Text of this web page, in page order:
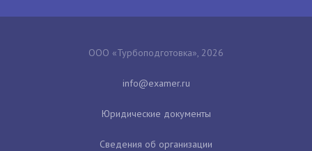
ООО «Турбоподготовка», 2026
Юридические документы
Сведения об организации